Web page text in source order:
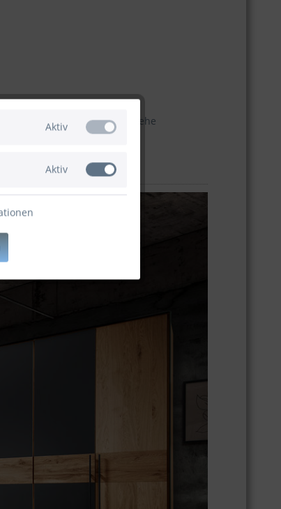
(T-Modul). Siehe
Aktiv
Aktiv